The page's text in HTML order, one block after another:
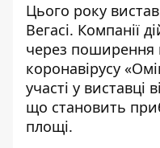
Цього року
Вегасі. Компанії
через поширення
коронавірусу
участі у виставці
що становить
площі.